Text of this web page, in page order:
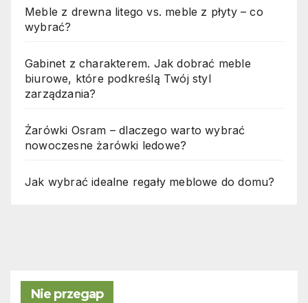
Meble z drewna litego vs. meble z płyty – co
wybrać?
Gabinet z charakterem. Jak dobrać meble
biurowe, które podkreślą Twój styl
zarządzania?
Żarówki Osram – dlaczego warto wybrać
nowoczesne żarówki ledowe?
Jak wybrać idealne regały meblowe do domu?
Nie przegap